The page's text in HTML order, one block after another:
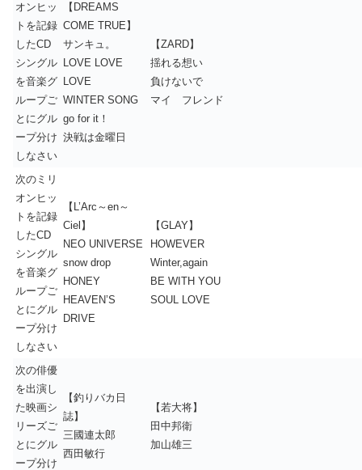
オンヒッ
トを記録
したCD
シングル
を音楽グ
ループご
とにグル
ープ分け
しなさい
【DREAMS
COME TRUE】
サンキュ。
LOVE LOVE
LOVE
WINTER SONG
go for it！
決戦は金曜日
【ZARD】
揺れる想い
負けないで
マイ フレンド
次のミリ
オンヒッ
トを記録
したCD
シングル
を音楽グ
ループご
とにグル
ープ分け
しなさい
【L’Arc～en～
Ciel】
NEO UNIVERSE
snow drop
HONEY
HEAVEN’S
DRIVE
【GLAY】
HOWEVER
Winter,again
BE WITH YOU
SOUL LOVE
次の俳優
を出演し
た映画シ
リーズご
とにグル
ープ分け
【釣りバカ日
誌】
三國連太郎
西田敏行
【若大将】
田中邦衛
加山雄三